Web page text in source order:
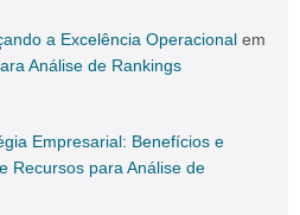
a Excelência Operacional em
Análise de Rankings
Empresarial: Benefícios e
Recursos para Análise de